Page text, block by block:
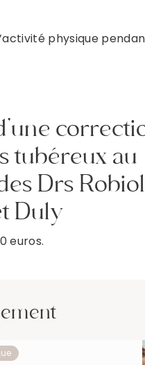
physique
tubéreux au
Drs
Duly
euros.